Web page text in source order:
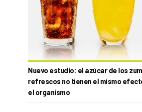
Nuevo estudio: el azúcar de los
refrescos no tienen el mismo
el organismo